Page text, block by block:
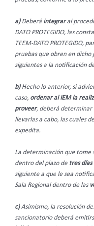
a)Deberá integraral
DATO PROTEGIDO, las
TEEM-DATO PROTEGIDO,
pruebas que obren en dicho
siguientes a la notificación
b)Hecho lo anterior, si
caso, ordenar al IEM la
proveer, deberá determinar
llevarlas a cabo, las cuales
expedita.
La determinación que tome
dentro del plazo de tres días
siguiente a que le sea
Sala Regional dentro de las
c)Asimismo, la resolución
sancionatorio deberá